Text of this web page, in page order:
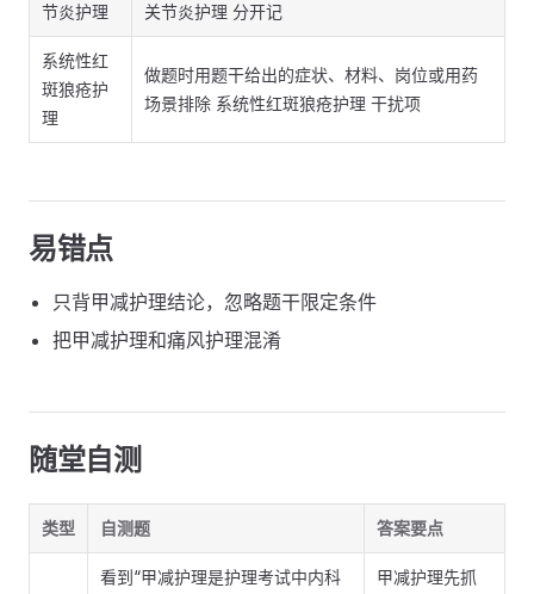
节炎护理
关节炎护理 分开记
系统性红
斑狼疮护
理
做题时用题干给出的症状、材料、岗位或用药
场景排除 系统性红斑狼疮护理 干扰项
易错点
只背甲减护理结论，忽略题干限定条件
把甲减护理和痛风护理混淆
随堂自测
类型 自测题 答案要点
看到“甲减护理是护理考试中内科
甲减护理先抓